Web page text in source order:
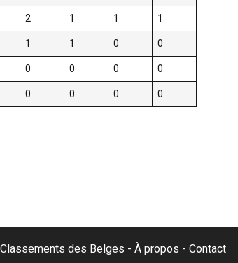
2 1 1 1
1 1 0 0
0 0 0 0
0 0 0 0
Classements des Belges À propos Contact